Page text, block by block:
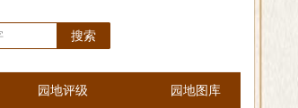
搜索
园地评级 园地图库